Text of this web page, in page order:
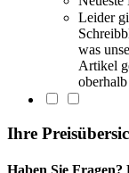
Leider
was
Artikel
Ihre